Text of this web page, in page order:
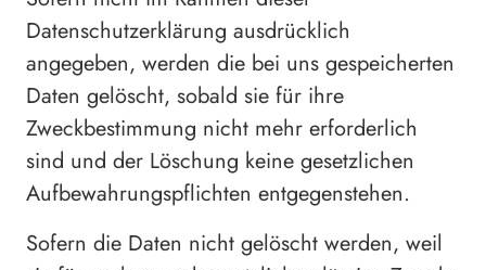
Datenschutzerklärung ausdrücklich
angegeben, werden die bei uns gespeicherten
Daten gelöscht, sobald sie für ihre
Zweckbestimmung nicht mehr erforderlich
sind und der Löschung keine gesetzlichen
Aufbewahrungspflichten entgegenstehen.
Sofern die Daten nicht gelöscht werden, weil